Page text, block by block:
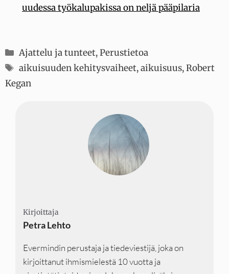
uudessa työkalupakissa on neljä pääpilaria
Kategoriat
Ajattelu ja tunteet,Perustietoa
Avainsanat
aikuisuuden kehitysvaiheet,aikuisuus,Robert
Kegan
Kirjoittaja
Petra Lehto
Evermindin perustaja ja tiedeviestijä, joka on
kirjoittanut ihmismielestä 10 vuotta ja